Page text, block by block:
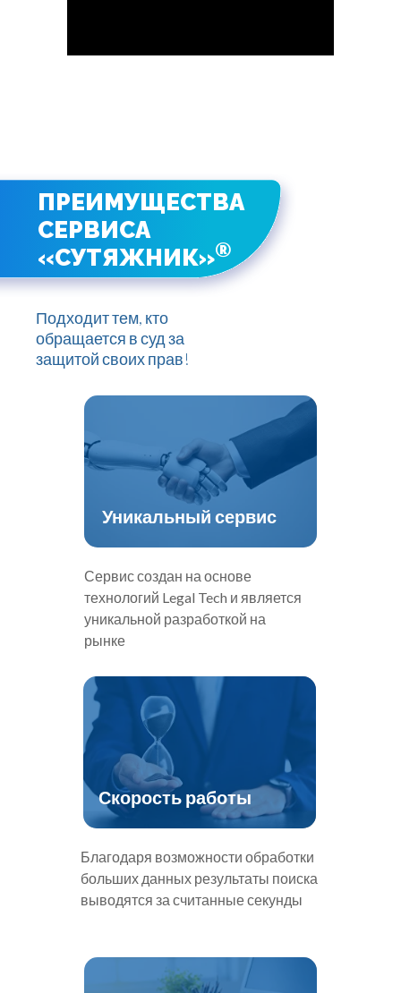
ПРЕИМУЩЕСТВА
СЕРВИСА
«СУТЯЖНИК»®
Подходит тем, кто
обращается в суд за
защитой своих прав!
Уникальный сервис
Сервис создан на основе
технологий Legal Tech и является
уникальной разработкой на
рынке
Благодаря возможности обработки
больших данных результаты поиска
выводятся за считанные секунды
Скорость работы